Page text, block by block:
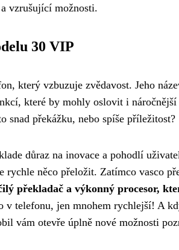
vzrušující možnosti.
30 VIP
který vzbuzuje zvědavost. Jeho
které by mohly oslovit i náročnější
snad překážku, nebo spíše příležitost?
důraz na inovace a pohodlí
rychle něco přeložit. Zatímco vasco
překladač a výkonný procesor,
v telefonu, jen mnohem rychlejší! A
vám otevře úplně nové možnosti